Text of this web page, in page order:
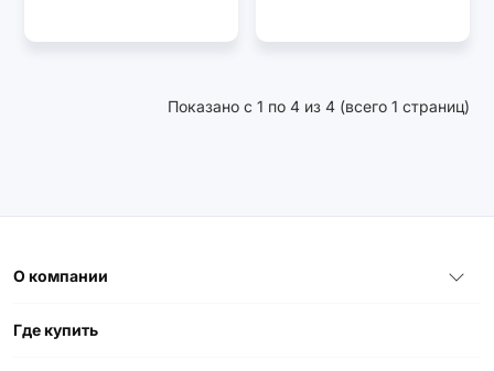
Показано с 1 по 4 из 4 (всего 1 страниц)
О компании
Где купить